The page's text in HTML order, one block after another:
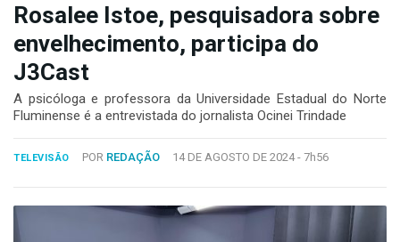
J3NEWS
COLUNAS
2024
Rosalee Istoe, pesquisadora sobre
envelhecimento, participa do
J3Cast
A psicóloga e professora da Universidade Estadual do Norte
Fluminense é a entrevistada do jornalista Ocinei Trindade
TELEVISÃO POR REDAÇÃO 14 DE AGOSTO DE 2024 - 7h56